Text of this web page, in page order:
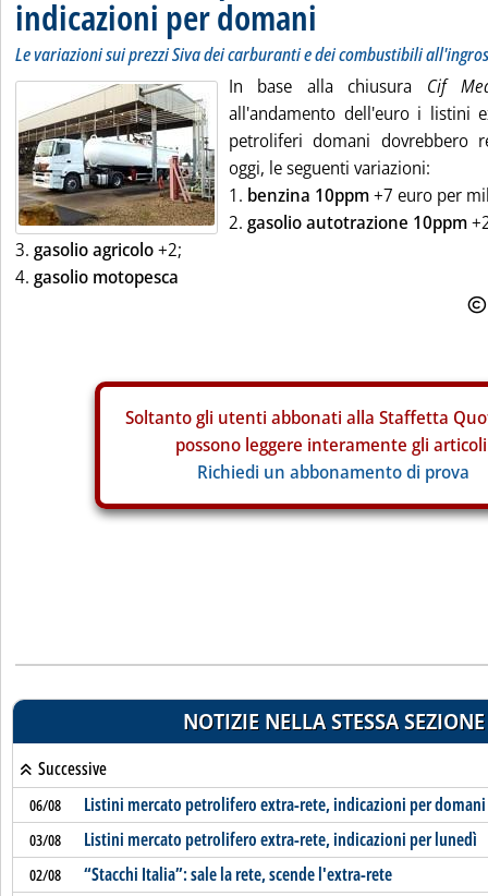
indicazioni per domani
Le variazioni sui prezzi Siva dei carburanti e dei combustibili
In base alla chiusura Cif
all'andamento dell'euro i listini
petroliferi domani dovrebbero
oggi, le seguenti variazioni:
1. benzina 10ppm+7 euro per
2. gasolio autotrazione 10ppm
3. gasolio agricolo+2;
4. gasolio motopesca
Soltanto gli utenti abbonati alla Staffetta
possono leggere interamente gli
Richiedi un abbonamento di prova
NOTIZIE NELLA STESSA SEZIONE
Successive
06/08 Listini mercato petrolifero extra-rete, indicazioni per domani
03/08 Listini mercato petrolifero extra-rete, indicazioni per lunedì
02/08 “Stacchi Italia”: sale la rete, scende l'extra-rete